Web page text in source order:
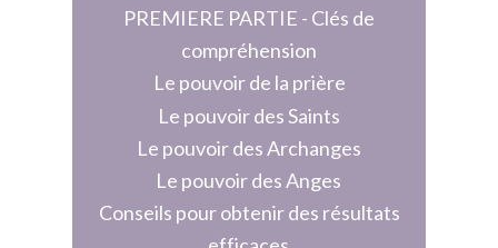
PREMIERE PARTIE - Clés de
compréhension
Le pouvoir de la prière
Le pouvoir des Saints
Le pouvoir des Archanges
Le pouvoir des Anges
Conseils pour obtenir des résultats